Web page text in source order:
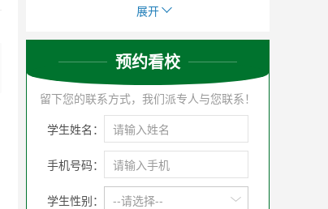
展开
预约看校
留下您的联系方式，我们派专人与您联系！
学生姓名：
手机号码：
学生性别： --请选择--